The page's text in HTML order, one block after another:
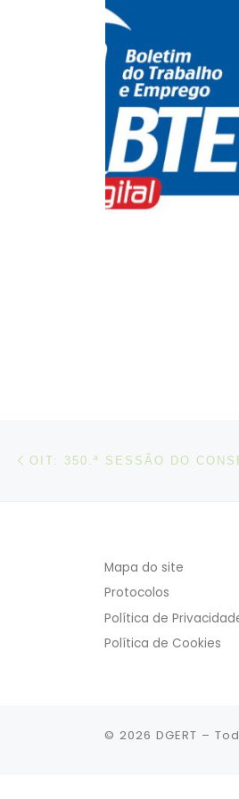
Post navigation
OIT: 350.ª SESSÃO DO
Mapa do site
Protocolos
Política de
Política de Cookies
© 2026 DGERT –